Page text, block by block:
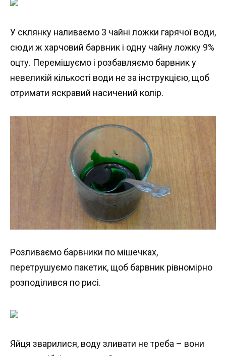
У склянку наливаємо 3 чайні ложки гарячої води,
сюди ж харчовий барвник і одну чайну ложку 9%
оцту. Перемішуємо і розбавляємо барвник у
невеликій кількості води не за інструкцією, щоб
отримати яскравий насичений колір.
Розливаємо барвники по мішечках,
перетрушуємо пакетик, щоб барвник рівномірно
розподілився по рисі.
Яйця зварилися, воду зливати не треба – вони